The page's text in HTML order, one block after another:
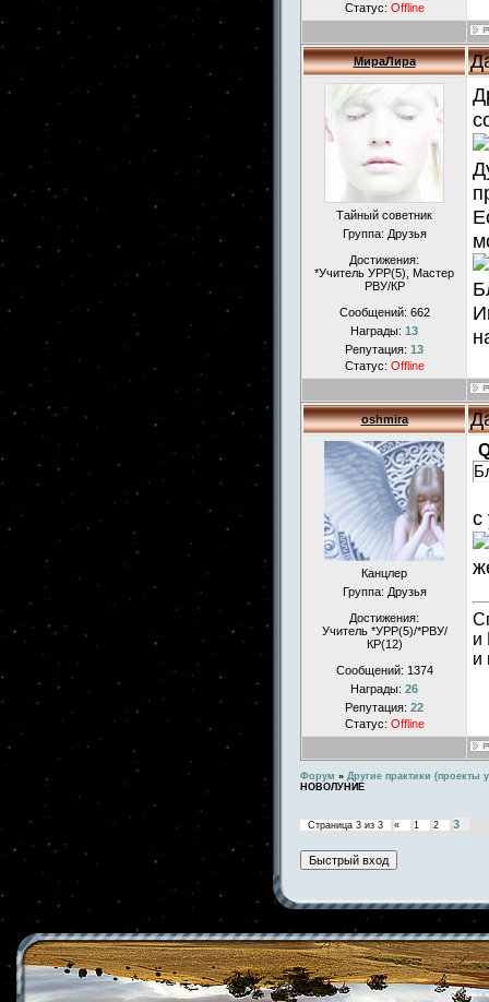
Статус: Offline
МираЛира
Тайный советник
Группа: Друзья
Достижения:
*Учитель УРР(5), Маcтер
РВУ/КР
Сообщений: 662
Награды: 13
Репутация: 13
Статус: Offline
oshmira
Канцлер
Группа: Друзья
Достижения:
Учитель *УРР(5)/*РВУ/
КР(12)
Сообщений: 1374
Награды: 26
Репутация: 22
Статус: Offline
с
и
и
Форум » Другие практики (проекты
НОВОЛУНИЕ
Страница 3 из 3 « 1 2 3